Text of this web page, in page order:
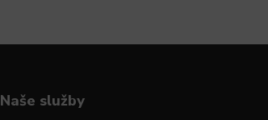
Naše služby